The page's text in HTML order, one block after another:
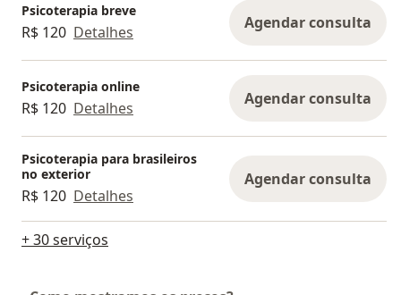
Psicoterapia breve
R$ 120 Detalhes Agendar consulta
Psicoterapia online
R$ 120 Detalhes Agendar consulta
Psicoterapia para brasileiros
no exterior
R$ 120 Detalhes
Agendar consulta
+ 30 serviços